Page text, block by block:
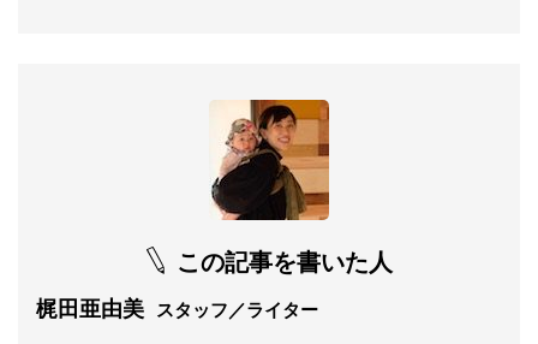
この記事を書いた人
梶田亜由美 スタッフ／ライター